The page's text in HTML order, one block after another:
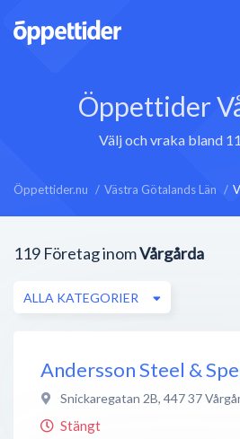
Öppettider
Välj och vraka bland
Öppettider.nu Västra Götalands Län
119 Företag inomVårgårda
ALLA KATEGORIER
Andersson Steel &
Snickaregatan 2B, 447 37
Stängt